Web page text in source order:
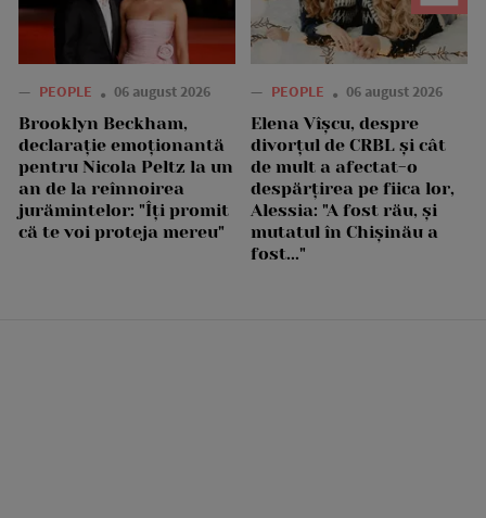
— PEOPLE 06 august 2026
Brooklyn Beckham,
declarație emoționantă
pentru Nicola Peltz la un
an de la reînnoirea
jurămintelor: "Îți promit
că te voi proteja mereu"
— PEOPLE 06 august 2026
Elena Vîșcu, despre
divorțul de CRBL și cât
de mult a afectat-o
despărțirea pe fiica lor,
Alessia: "A fost rău, și
mutatul în Chișinău a
fost..."